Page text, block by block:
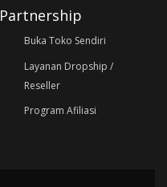
Partnership
Buka Toko Sendiri
Layanan Dropship /
Reseller
Program Afiliasi